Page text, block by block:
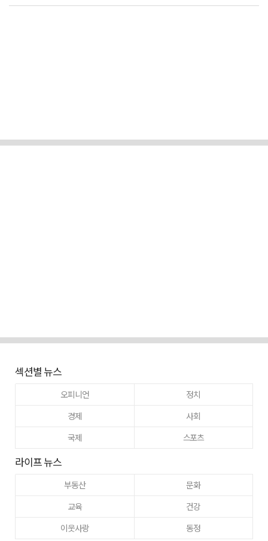
섹션별 뉴스
오피니언
정치
경제
사회
국제
스포츠
라이프 뉴스
부동산
문화
교육
건강
이웃사랑
동정